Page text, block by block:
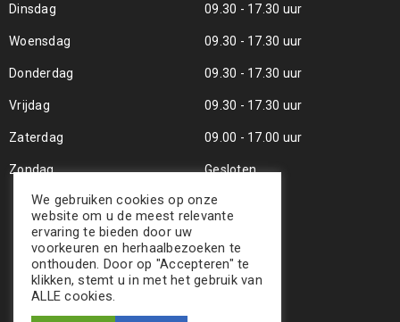
Dinsdag 09.30 - 17.30 uur
Woensdag 09.30 - 17.30 uur
Donderdag 09.30 - 17.30 uur
Vrijdag 09.30 - 17.30 uur
Zaterdag 09.00 - 17.00 uur
Zondag Gesloten
We gebruiken cookies op onze
website om u de meest relevante
ervaring te bieden door uw
voorkeuren en herhaalbezoeken te
onthouden. Door op "Accepteren" te
klikken, stemt u in met het gebruik van
ALLE cookies.